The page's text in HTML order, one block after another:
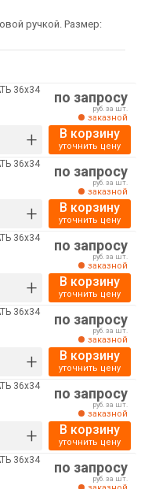
ручкой. Размер:
36х34
+
по запросу
руб. за шт.
заказной
В корзину
уточнить цену
36х34
+
по запросу
руб. за шт.
заказной
В корзину
уточнить цену
36х34
+
по запросу
руб. за шт.
заказной
В корзину
уточнить цену
36х34
+
по запросу
руб. за шт.
заказной
В корзину
уточнить цену
36х34
+
по запросу
руб. за шт.
заказной
В корзину
уточнить цену
36х34
по запросу
руб. за шт.